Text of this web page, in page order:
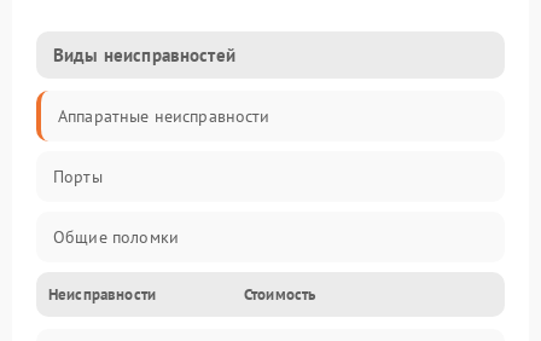
Виды неисправностей
Аппаратные неисправности
Порты
Общие поломки
Устройства
Неисправности Стоимость